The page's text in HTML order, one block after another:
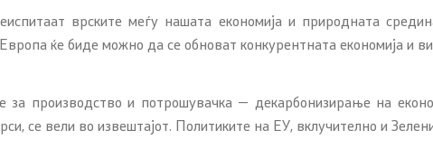
врските меѓу нашата економија и природната
ќе биде можно да се обноват конкурентната економија и
производство и потрошувачка — декарбонизирање на
се вели во извештајот. Политиките на ЕУ, вклучително и